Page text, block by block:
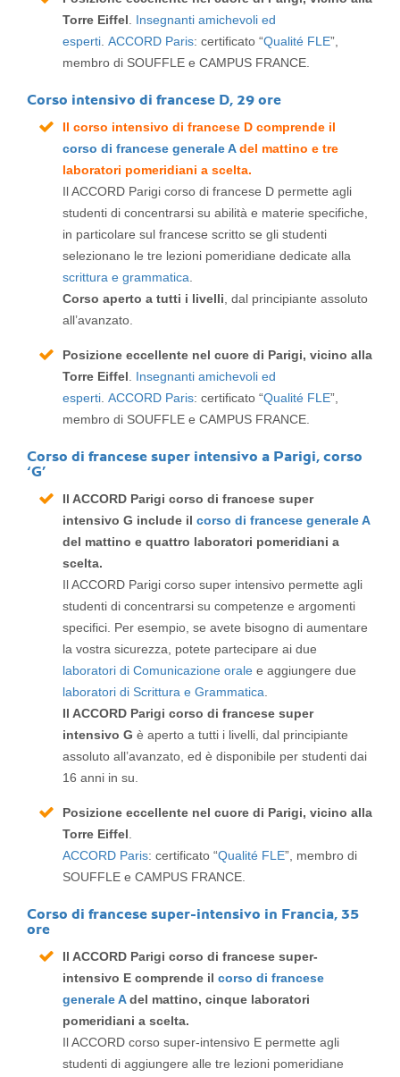
Torre Eiffel
Insegnanti amichevoli ed
esperti ACCORD Paris: certificato “Qualité FLE”,
membro di SOUFFLE e CAMPUS FRANCE.
Corso intensivo di francese D, 29 ore
Il corso intensivo di francese D comprende il
corso di francese generale Adel mattino e tre
laboratori pomeridiani a scelta.
Il ACCORD Parigi corso di francese D permette agli
studenti di concentrarsi su abilità e materie specifiche,
in particolare sul francese scritto se gli studenti
selezionano le tre lezioni pomeridiane dedicate alla
scrittura e grammatica
Corso aperto a tutti i livelli , dal principiante assoluto
all’avanzato.
Posizione eccellente nel cuore di Parigi, vicino alla
Torre Eiffel
Insegnanti amichevoli ed
esperti ACCORD Paris: certificato “Qualité FLE”,
membro di SOUFFLE e CAMPUS FRANCE.
Corso di francese super intensivo a Parigi, corso
‘G’
Il ACCORD Parigi corso di francese super
intensivo G include il corso di francese generale A
del mattino e quattro laboratori pomeridiani a
scelta.
Il ACCORD Parigi corso super intensivo permette agli
studenti di concentrarsi su competenze e argomenti
specifici. Per esempio, se avete bisogno di aumentare
la vostra sicurezza, potete partecipare ai due
laboratori di Comunicazione orale e aggiungere due
laboratori di Scrittura e Grammatica
Il ACCORD Parigi corso di francese super
intensivo G è aperto a tutti i livelli, dal principiante
assoluto all’avanzato, ed è disponibile per studenti dai
16 anni in su.
Posizione eccellente nel cuore di Parigi, vicino alla
Torre Eiffel
ACCORD Paris: certificato “Qualité FLE”, membro di
SOUFFLE e CAMPUS FRANCE.
Corso di francese super-intensivo in Francia, 35
ore
Il ACCORD Parigi corso di francese super-
intensivo E comprende il corso di francese
generale Adel mattino, cinque laboratori
pomeridiani a scelta.
Il ACCORD corso super-intensivo E permette agli
studenti di aggiungere alle tre lezioni pomeridiane